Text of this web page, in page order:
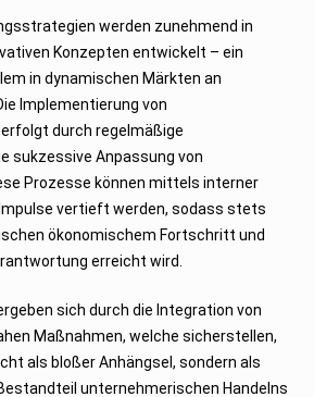
werden zunehmend in
Konzepten entwickelt – ein
in dynamischen Märkten an
Implementierung von
durch regelmäßige
sukzessive Anpassung von
Prozesse können mittels interner
vertieft werden, sodass stets
ökonomischem Fortschritt und
erreicht wird.
sich durch die Integration von
Maßnahmen, welche sicherstellen,
als bloßer Anhängsel, sondern als
unternehmerischen Handelns